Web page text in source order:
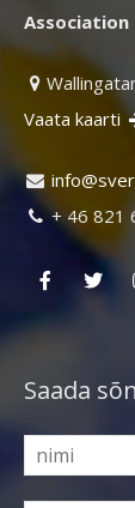
Association

Vaata kaarti
 vs@of
ni
 + 46 821
Saada